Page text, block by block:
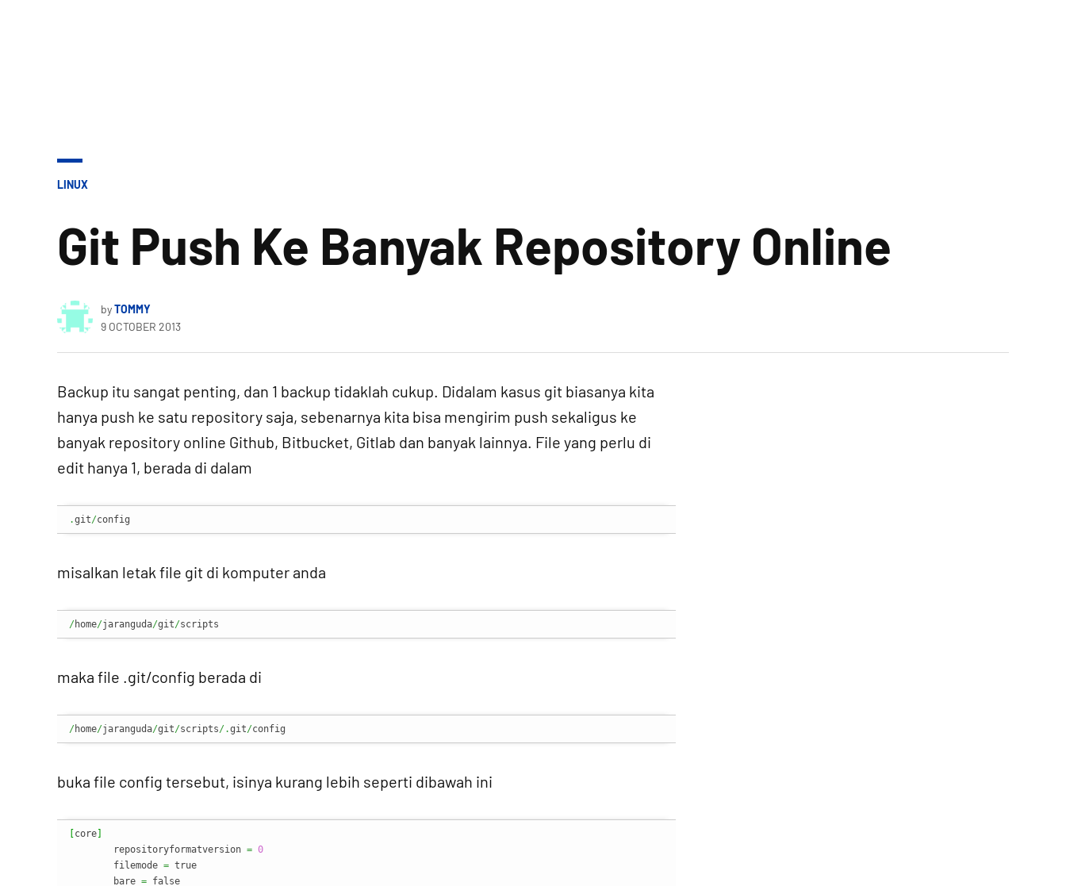
POSTED
LINUX
Git Push Ke Banyak Repository Online
byTOMMY
9 OCTOBER 2013
Backup itu sangat penting, dan 1 backup tidaklah cukup. Didalam kasus git biasanya kita
hanya push ke satu repository saja, sebenarnya kita bisa mengirim push sekaligus ke
banyak repository online Github, Bitbucket, Gitlab dan banyak lainnya. File yang perlu di
edit hanya 1, berada di dalam
.git/config
misalkan letak file git di komputer anda
/home/jaranguda/git/scripts
maka file .git/config berada di
/home/jaranguda/git/scripts/.git/config
buka file config tersebut, isinya kurang lebih seperti dibawah ini
core
      	repositoryformatversion
= 0
        filemode
= true
        bare
= false